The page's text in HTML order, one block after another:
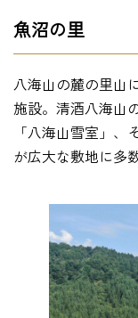
魚沼の里
八海山の麓の里山
施設。清酒八海山
「八海山雪室」
が広大な敷地に多